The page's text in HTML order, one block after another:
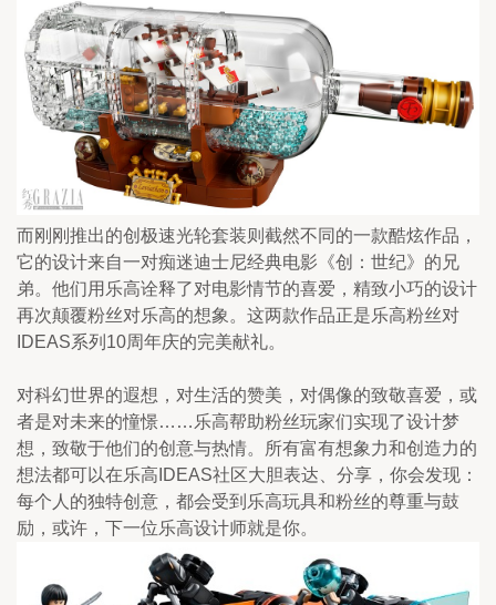
而刚刚推出的创极速光轮套装则截然不同的一款酷炫作品，
它的设计来自一对痴迷迪士尼经典电影《创：世纪》的兄
弟。他们用乐高诠释了对电影情节的喜爱，精致小巧的设计
再次颠覆粉丝对乐高的想象。这两款作品正是乐高粉丝对
IDEAS系列10周年庆的完美献礼。
对科幻世界的遐想，对生活的赞美，对偶像的致敬喜爱，或
者是对未来的憧憬……乐高帮助粉丝玩家们实现了设计梦
想，致敬于他们的创意与热情。所有富有想象力和创造力的
想法都可以在乐高IDEAS社区大胆表达、分享，你会发现：
每个人的独特创意，都会受到乐高玩具和粉丝的尊重与鼓
励，或许，下一位乐高设计师就是你。